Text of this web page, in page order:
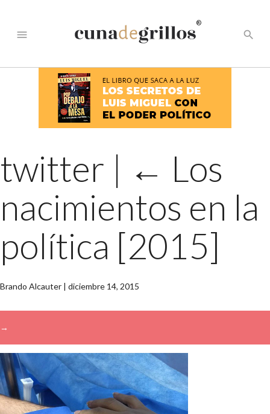
menu
®
search
twitter | ← Los
nacimientos en la
política [2015]
Brando Alcauter | diciembre 14, 2015
→